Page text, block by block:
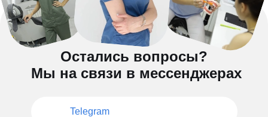
Остались вопросы?
Мы на связи в мессенджерах
Telegram